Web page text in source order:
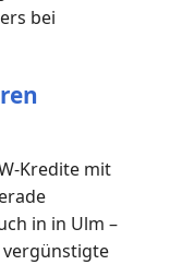
bei
Kredite mit
in in Ulm –
vergünstigte